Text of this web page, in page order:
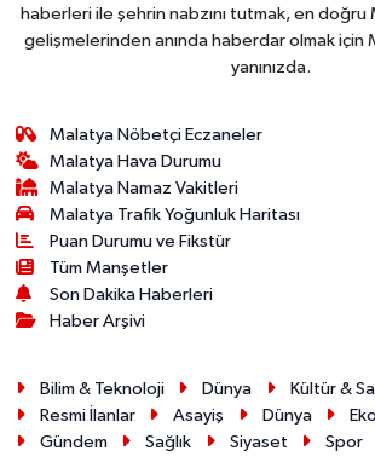
haberleri ile şehrin nabzını tutmak, en
gelişmelerinden anında haberdar olmak için
yanınızda.
Malatya Nöbetçi Eczaneler
Malatya Hava Durumu
Malatya Namaz Vakitleri
Malatya Trafik Yoğunluk Haritası
Puan Durumu ve Fikstür
Tüm Manşetler
Son Dakika Haberleri
Haber Arşivi
Bilim & Teknoloji Dünya
Kültür &
Resmi İlanlar
Asayiş Dünya
Gündem
Sağlık Siyaset Spor